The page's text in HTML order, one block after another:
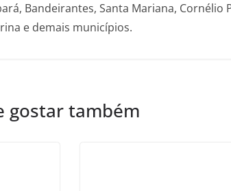
Bandeirantes, Santa Mariana, Cornélio
e demais municípios.
gostar também